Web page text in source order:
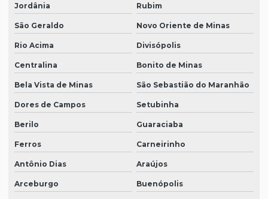
Jordânia Rubim
São Geraldo Novo Oriente de Minas
Rio Acima Divisópolis
Centralina Bonito de Minas
Bela Vista de Minas São Sebastião do Maranhão
Dores de Campos Setubinha
Berilo Guaraciaba
Ferros Carneirinho
Antônio Dias Araújos
Arceburgo Buenópolis